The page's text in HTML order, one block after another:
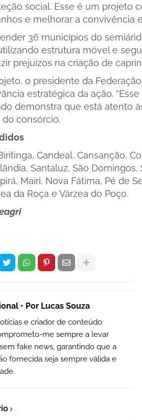
social. Esse é um projeto
e melhorar a convivência
36 municípios do
estrutura móvel e
prejuízos na criação de
o presidente da
estratégica da ação.
demonstra que está atento
consórcio.
Candeal, Cansanção,
Santaluz, São
Mairi, Nova Fátima, Pé de
da Roça e Várzea do Poço.
• Por Lucas Souza
e criador de conteúdo
me sempre a levar
fake news, garantindo que a
fornecida seja sempre válida e